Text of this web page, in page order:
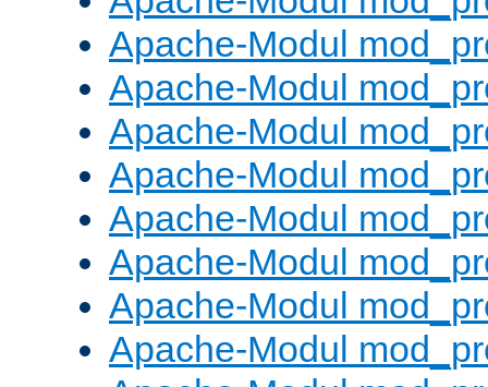
Apache-Modul
Apache-Modul
Apache-Modul
Apache-Modul
Apache-Modul
Apache-Modul
Apache-Modul
Apache-Modul